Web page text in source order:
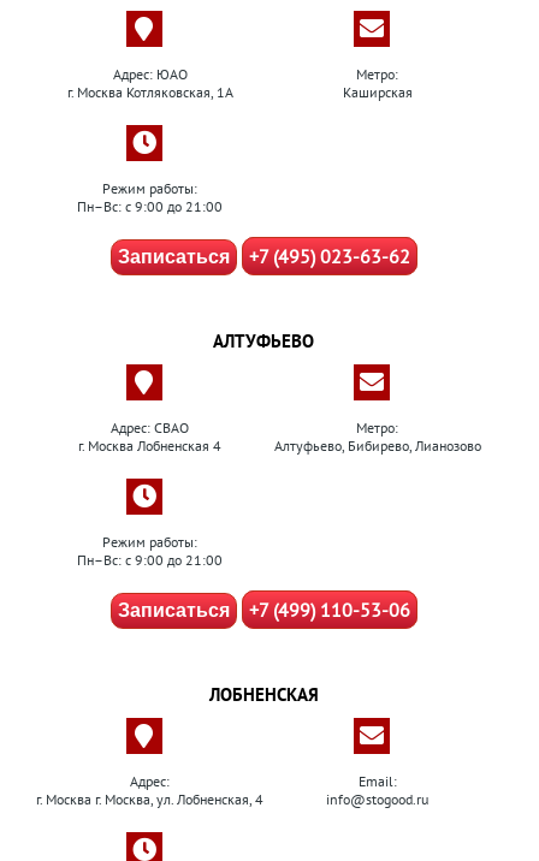
Адрес: ЮАО
г. Москва Котляковская, 1А
Метро:
Каширская
Режим работы:
Пн–Вс: с 9:00 до 21:00
Записаться +7 (495) 023-63-62
АЛТУФЬЕВО
Адрес: СВАО
г. Москва Лобненская 4
Метро:
Алтуфьево, Бибирево, Лианозово
Режим работы:
Пн–Вс: с 9:00 до 21:00
Записаться +7 (499) 110-53-06
ЛОБНЕНСКАЯ
Адрес:
г. Москва г. Москва, ул. Лобненская, 4
Email:
info@stogood.ru